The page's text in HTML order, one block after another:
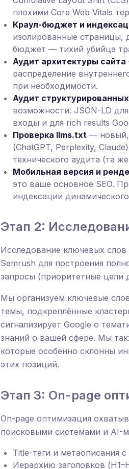
плохими Core Web Vitals
Краул-бюджет и
изолированные страницы,
бюджет — тихий убийца
Аудит архитектуры сайта
распределение
при необходимости.
Аудит
возможности. JSON-LD
входы и для rich results
Проверка llms.txt — новый,
(ChatGPT, Perplexity,
технического аудита (та
Мобильная версия и
это ваше основное SEO.
индексации
Этап 2:
Исследование ключевых
Semrush для построения
запросы (приоритетные цели
Мы организуем ключевые
темы, подкреплённые
сигнализирует Google о
знаний о вашей сфере. Мы
которые особенно склонны
этих позиций.
Этап 3: On-page
On-page оптимизация
поисковыми системами и AI-
Title-теги и метаописания
Иерархию заголовков